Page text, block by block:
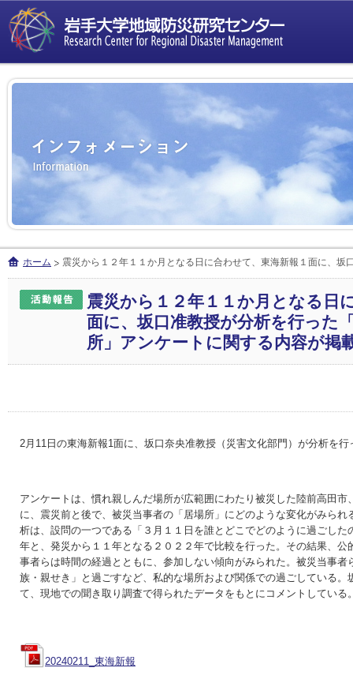
ホーム 震災から１２年１１か月となる日に合わせて、東海新報１面に、
震災から１２年１１か月となる日
面に、坂口准教授が分析を行った
所」アンケートに関する内容が掲
2月11日の東海新報1面に、坂口奈央准教授（災害文化部門）が分析を
アンケートは、慣れ親しんだ場所が広範囲にわたり被災した陸前高田
に、震災前と後で、被災当事者の「居場所」にどのような変化がみら
析は、設問の一つである「３月１１日を誰とどこでどのように過ごし
年と、発災から１１年となる２０２２年で比較を行った。その結果、
事者らは時間の経過とともに、参加しない傾向がみられた。被災当事
族・親せき」と過ごすなど、私的な場所および関係での過ごしている
て、現地での聞き取り調査で得られたデータをもとにコメントしている
20240211_東海新報